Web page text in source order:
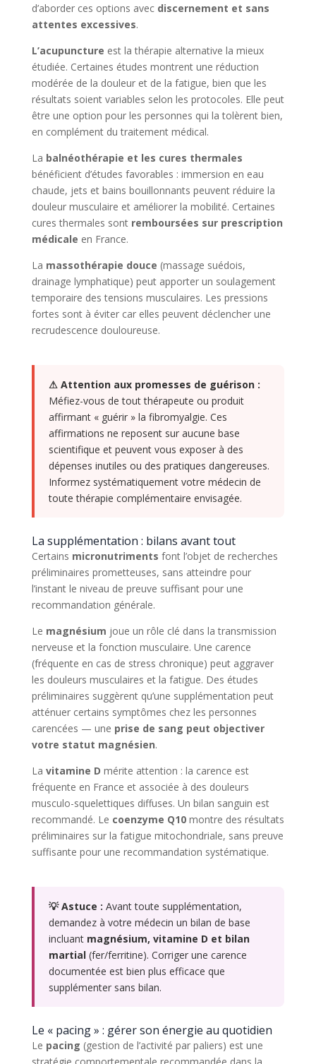
d’aborder ces options avec discernement et sans
attentes excessives.
L’acupuncture est la thérapie alternative la mieux
étudiée. Certaines études montrent une réduction
modérée de la douleur et de la fatigue, bien que les
résultats soient variables selon les protocoles. Elle peut
être une option pour les personnes qui la tolèrent bien,
en complément du traitement médical.
La balnéothérapie et les cures thermales
bénéficient d’études favorables : immersion en eau
chaude, jets et bains bouillonnants peuvent réduire la
douleur musculaire et améliorer la mobilité. Certaines
cures thermales sont remboursées sur prescription
médicale en France.
La massothérapie douce (massage suédois,
drainage lymphatique) peut apporter un soulagement
temporaire des tensions musculaires. Les pressions
fortes sont à éviter car elles peuvent déclencher une
recrudescence douloureuse.
⚠ Attention aux promesses de guérison :
Méfiez-vous de tout thérapeute ou produit
affirmant « guérir » la fibromyalgie. Ces
affirmations ne reposent sur aucune base
scientifique et peuvent vous exposer à des
dépenses inutiles ou des pratiques dangereuses.
Informez systématiquement votre médecin de
toute thérapie complémentaire envisagée.
La supplémentation : bilans avant tout
Certains micronutriments font l’objet de recherches
préliminaires prometteuses, sans atteindre pour
l’instant le niveau de preuve suffisant pour une
recommandation générale.
Le magnésium joue un rôle clé dans la transmission
nerveuse et la fonction musculaire. Une carence
(fréquente en cas de stress chronique) peut aggraver
les douleurs musculaires et la fatigue. Des études
préliminaires suggèrent qu’une supplémentation peut
atténuer certains symptômes chez les personnes
carencées — une prise de sang peut objectiver
votre statut magnésien.
La vitamine D mérite attention : la carence est
fréquente en France et associée à des douleurs
musculo-squelettiques diffuses. Un bilan sanguin est
recommandé. Le coenzyme Q10montre des résultats
préliminaires sur la fatigue mitochondriale, sans preuve
suffisante pour une recommandation systématique.
💡 Astuce : Avant toute supplémentation,
demandez à votre médecin un bilan de base
incluant magnésium, vitamine D et bilan
martial(fer/ferritine). Corriger une carence
documentée est bien plus efficace que
supplémenter sans bilan.
Le « pacing » : gérer son énergie au quotidien
Le pacing (gestion de l’activité par paliers) est une
stratégie comportementale recommandée dans la